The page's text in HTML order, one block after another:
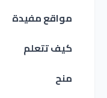
مواقع مفيدة
كيف تتعلم
منح